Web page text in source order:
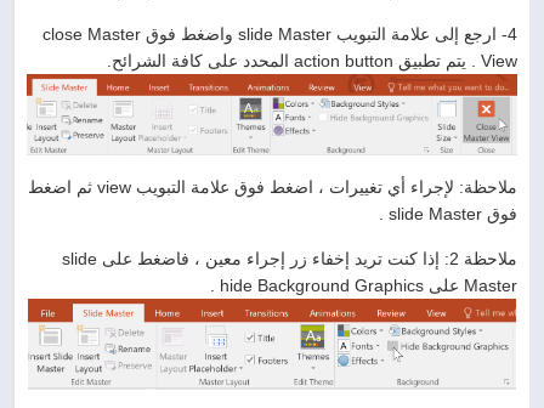
4- ارجع إلى علامة التبويب slide Master واضغط فوق close Master
View . يتم تطبيق action button المحدد على كافة الشرائح.
ملاحظة: لإجراء أي تغييرات ، اضغط فوق علامة التبويب view ثم اضغط
فوق slide Master .
ملاحظة 2: إذا كنت تريد إخفاء زر إجراء معين ، فاضغط على slide
Master على hide Background Graphics .